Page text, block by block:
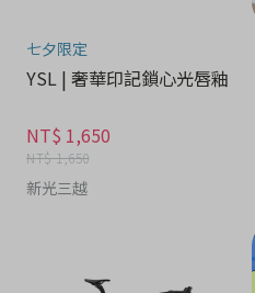
七夕限定
YSL | 奢華印記鎖心光唇釉
NT$ 1,650
NT$ 1,650
新光三越